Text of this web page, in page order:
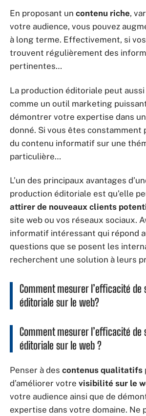
En proposant un contenu riche,
votre audience, vous pouvez
à long terme. Effectivement, si
trouvent régulièrement des
pertinentes…
La production éditoriale peut
comme un outil marketing
démontrer votre expertise dans
donné. Si vous êtes constamment
du contenu informatif sur une
particulière…
L’un des principaux avantages
production éditoriale est qu’elle
attirer de nouveaux clients
site web ou vos réseaux sociaux.
informatif intéressant qui répond
questions que se posent les
recherchent une solution à leurs
Comment mesurer l’efficacité de
éditoriale sur le web?
Commentmesurer l’efficacité de
éditoriale sur le web ?
Penser à des contenus qualitatifs
d’améliorer votre visibilité sur le
votre audience ainsi que de
expertise dans votre domaine. Ne